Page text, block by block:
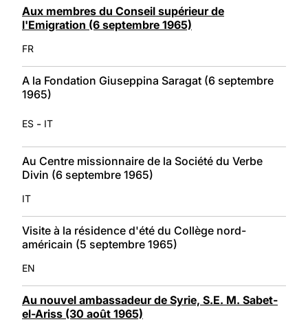
Aux membres du Conseil supérieur de
l'Emigration (6 septembre 1965)
FR
A la Fondation Giuseppina Saragat (6 septembre
1965)
ES - IT
Au Centre missionnaire de la Société du Verbe
Divin (6 septembre 1965)
IT
Visite à la résidence d'été du Collège nord-
américain (5 septembre 1965)
EN
Au nouvel ambassadeur de Syrie, S.E. M. Sabet-
el-Ariss (30 août 1965)